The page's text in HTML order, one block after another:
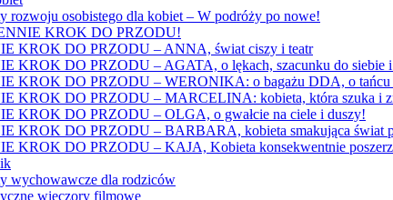
rozwoju osobistego dla kobiet – W podróży po nowe!
KROK DO PRZODU!
KROK DO PRZODU – ANNA, świat ciszy i teatr
KROK DO PRZODU – AGATA, o lękach, szacunku do siebie
KROK DO PRZODU – WERONIKA: o bagażu DDA, o tańcu
KROK DO PRZODU – MARCELINA: kobieta, która szuka i
KROK DO PRZODU – OLGA, o gwałcie na ciele i duszy!
KROK DO PRZODU – BARBARA, kobieta smakująca świat
KROK DO PRZODU – KAJA, Kobieta konsekwentnie
wychowawcze dla rodziców
wieczory filmowe